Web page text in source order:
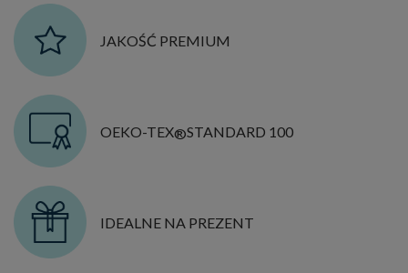
JAKOŚĆ PREMIUM
OEKO-TEX®STANDARD 100
IDEALNE NA PREZENT